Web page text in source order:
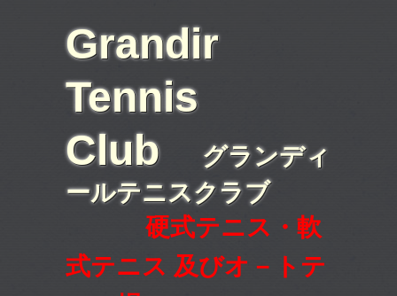
Grandir
Tennis
Club
グランディ
ールテニスクラブ
硬式テニス・軟
式テニス 及びオ－トテ